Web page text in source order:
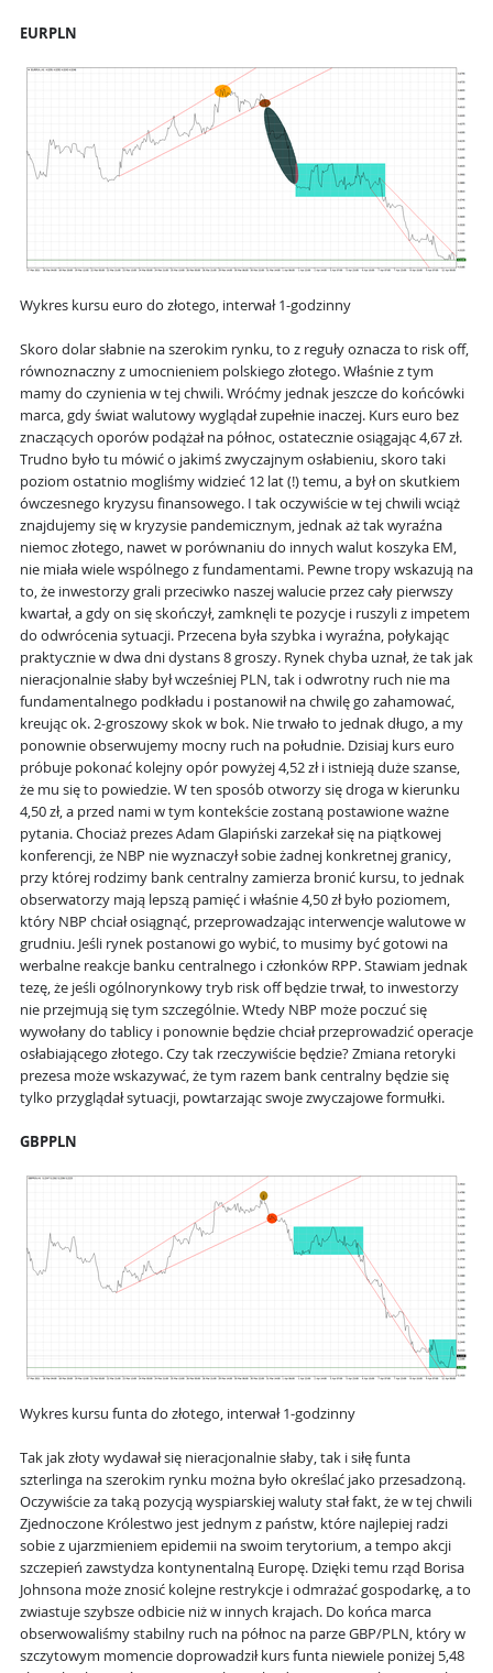
EURPLN
Wykres kursu euro do złotego, interwał 1-godzinny
Skoro dolar słabnie na szerokim rynku, to z reguły oznacza to risk off,
równoznaczny z umocnieniem polskiego złotego. Właśnie z tym
mamy do czynienia w tej chwili. Wróćmy jednak jeszcze do końcówki
marca, gdy świat walutowy wyglądał zupełnie inaczej. Kurs euro bez
znaczących oporów podążał na północ, ostatecznie osiągając 4,67 zł.
Trudno było tu mówić o jakimś zwyczajnym osłabieniu, skoro taki
poziom ostatnio mogliśmy widzieć 12 lat (!) temu, a był on skutkiem
ówczesnego kryzysu finansowego. I tak oczywiście w tej chwili wciąż
znajdujemy się w kryzysie pandemicznym, jednak aż tak wyraźna
niemoc złotego, nawet w porównaniu do innych walut koszyka EM,
nie miała wiele wspólnego z fundamentami. Pewne tropy wskazują na
to, że inwestorzy grali przeciwko naszej walucie przez cały pierwszy
kwartał, a gdy on się skończył, zamknęli te pozycje i ruszyli z impetem
do odwrócenia sytuacji. Przecena była szybka i wyraźna, połykając
praktycznie w dwa dni dystans 8 groszy. Rynek chyba uznał, że tak jak
nieracjonalnie słaby był wcześniej PLN, tak i odwrotny ruch nie ma
fundamentalnego podkładu i postanowił na chwilę go zahamować,
kreując ok. 2-groszowy skok w bok. Nie trwało to jednak długo, a my
ponownie obserwujemy mocny ruch na południe. Dzisiaj kurs euro
próbuje pokonać kolejny opór powyżej 4,52 zł i istnieją duże szanse,
że mu się to powiedzie. W ten sposób otworzy się droga w kierunku
4,50 zł, a przed nami w tym kontekście zostaną postawione ważne
pytania. Chociaż prezes Adam Glapiński zarzekał się na piątkowej
konferencji, że NBP nie wyznaczył sobie żadnej konkretnej granicy,
przy której rodzimy bank centralny zamierza bronić kursu, to jednak
obserwatorzy mają lepszą pamięć i właśnie 4,50 zł było poziomem,
który NBP chciał osiągnąć, przeprowadzając interwencje walutowe w
grudniu. Jeśli rynek postanowi go wybić, to musimy być gotowi na
werbalne reakcje banku centralnego i członków RPP. Stawiam jednak
tezę, że jeśli ogólnorynkowy tryb risk off będzie trwał, to inwestorzy
nie przejmują się tym szczególnie. Wtedy NBP może poczuć się
wywołany do tablicy i ponownie będzie chciał przeprowadzić operacje
osłabiającego złotego. Czy tak rzeczywiście będzie? Zmiana retoryki
prezesa może wskazywać, że tym razem bank centralny będzie się
tylko przyglądał sytuacji, powtarzając swoje zwyczajowe formułki.
GBPPLN
Wykres kursu funta do złotego, interwał 1-godzinny
Tak jak złoty wydawał się nieracjonalnie słaby, tak i siłę funta
szterlinga na szerokim rynku można było określać jako przesadzoną.
Oczywiście za taką pozycją wyspiarskiej waluty stał fakt, że w tej chwili
Zjednoczone Królestwo jest jednym z państw, które najlepiej radzi
sobie z ujarzmieniem epidemii na swoim terytorium, a tempo akcji
szczepień zawstydza kontynentalną Europę. Dzięki temu rząd Borisa
Johnsona może znosić kolejne restrykcje i odmrażać gospodarkę, a to
zwiastuje szybsze odbicie niż w innych krajach. Do końca marca
obserwowaliśmy stabilny ruch na północ na parze GBP/PLN, który w
szczytowym momencie doprowadził kurs funta niewiele poniżej 5,48